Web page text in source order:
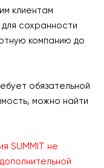
клиентам
сохранности
компанию до
обязательной
можно найти
SUMMIT не